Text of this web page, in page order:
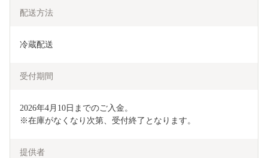
配送方法
冷蔵配送
受付期間
2026年4月10日までのご入金。
※在庫がなくなり次第、受付終了となります。
提供者